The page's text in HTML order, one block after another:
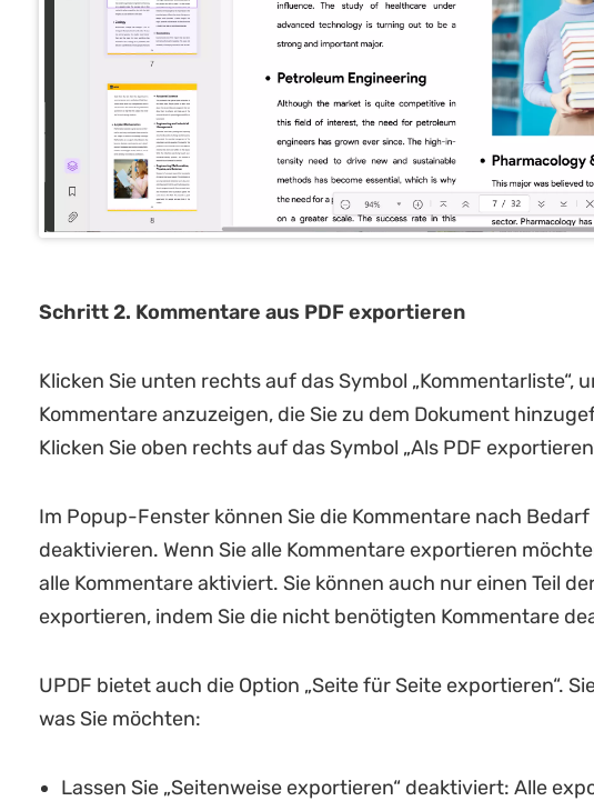
Schritt 2. Kommentare aus PDF exportieren
Klicken Sie unten rechts auf das Symbol „Kommentarliste“,
Kommentare anzuzeigen, die Sie zu dem Dokument
Klicken Sie oben rechts auf das Symbol „Als PDF
Im Popup-Fenster können Sie die Kommentare nach
deaktivieren. Wenn Sie alle Kommentare exportieren
alle Kommentare aktiviert. Sie können auch nur einen Teil
exportieren, indem Sie die nicht benötigten Kommentare
UPDF bietet auch die Option „Seite für Seite exportieren“.
was Sie möchten:
Lassen Sie „Seitenweise exportieren“ deaktiviert: Alle